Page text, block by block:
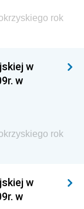
Budownictwa
Dróg
rok
w
w
rok
w
w